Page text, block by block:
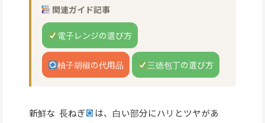
関連ガイド記事
電子レンジの選び方
柚子胡椒の代用品 三徳包丁の選び方
新鮮な 長ねぎ
は、白い部分にハリとツヤがあ